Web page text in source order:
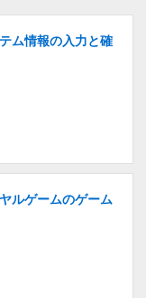
ム情報の入力と確
ルゲームのゲーム